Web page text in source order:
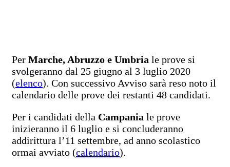
Per Marche, Abruzzo e Umbria le prove si
svolgeranno dal 25 giugno al 3 luglio 2020
(elenco). Con successivo Avviso sarà reso noto il
calendario delle prove dei restanti 48 candidati.
Per i candidati della Campania le prove
inizieranno il 6 luglio e si concluderanno
addirittura l’11 settembre, ad anno scolastico
ormai avviato (calendario).